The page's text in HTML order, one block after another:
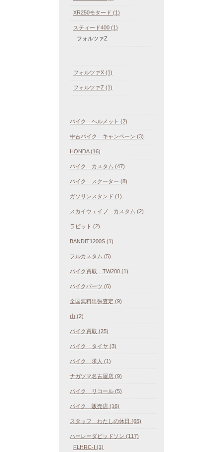
XR250モタード (1)
スティード400 (1)
フォルツァZ
フォルツァX (1)
フォルツァZ (1)
バイク ヘルメット (2)
中古バイク キャンペーン (3)
HONDA (16)
バイク カスタム (47)
バイク スクーター (8)
ガソリンスタンド (1)
スカイウェイブ カスタム (2)
ラビット (2)
BANDIT1200S (1)
フルカスタム (5)
バイク買取 TW200 (1)
バイクパーツ (6)
全国無料出張査定 (9)
山 (2)
バイク買取 (25)
バイク タイヤ (3)
バイク 求人 (1)
ナガツマ名古屋店 (9)
バイク リコール (5)
バイク 販売店 (16)
スタッフ わたしの休日 (65)
ハーレーダビッドソン (117)
FLHRC-I (1)